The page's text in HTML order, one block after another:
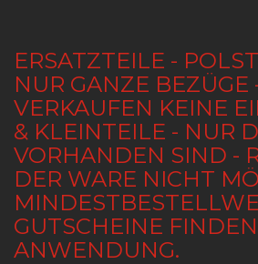
ERSATZTEILE -
NUR GANZE BEZÜGE
VERKAUFEN KEINE
& KLEINTEILE - NUR
VORHANDEN SIND -
DER WARE NICHT
GUTSCHEINE
ANWENDUNG.